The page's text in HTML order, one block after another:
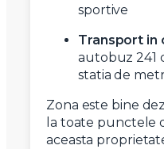
sportive
Transport in
autobuz 241
statia de
Zona este bine
la toate punctele
aceasta